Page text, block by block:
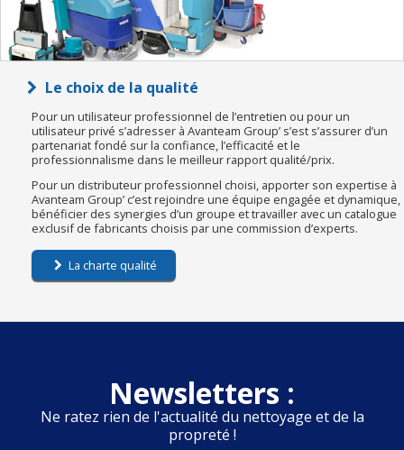
Le choix de la qualité
Pour un utilisateur professionnel de l’entretien ou pour un
utilisateur privé s’adresser à Avanteam Group’ s’est s’assurer d’un
partenariat fondé sur la confiance, l’efficacité et le
professionnalisme dans le meilleur rapport qualité/prix.
Pour un distributeur professionnel choisi, apporter son expertise à
Avanteam Group’ c’est rejoindre une équipe engagée et dynamique,
bénéficier des synergies d’un groupe et travailler avec un catalogue
exclusif de fabricants choisis par une commission d’experts.
La charte qualité
Newsletters :
Ne ratez rien de l'actualité du nettoyage et de la
propreté !